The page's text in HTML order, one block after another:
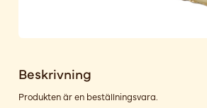
Beskrivning
Produkten är en beställningsvara.